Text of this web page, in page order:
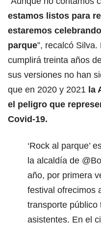
estamos listos para
estaremos
parque”, recalcó
cumplirá treinta años
sus versiones no han
que en 2020 y 2021 la
el peligro que
Covid-19.
‘Rock al parque’
la alcaldía de
año, por primera
festival ofrecimos
transporte público
asistentes. En el